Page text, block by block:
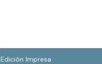
Edición Impresa